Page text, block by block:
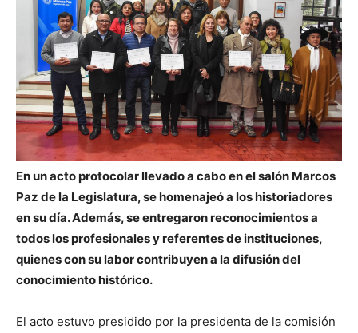
En un acto protocolar llevado a cabo en el salón Marcos
Paz de la Legislatura, se homenajeó a los historiadores
en su día. Además, se entregaron reconocimientos a
todos los profesionales y referentes de instituciones,
quienes con su labor contribuyen a la difusión del
conocimiento histórico.
El acto estuvo presidido por la presidenta de la comisión